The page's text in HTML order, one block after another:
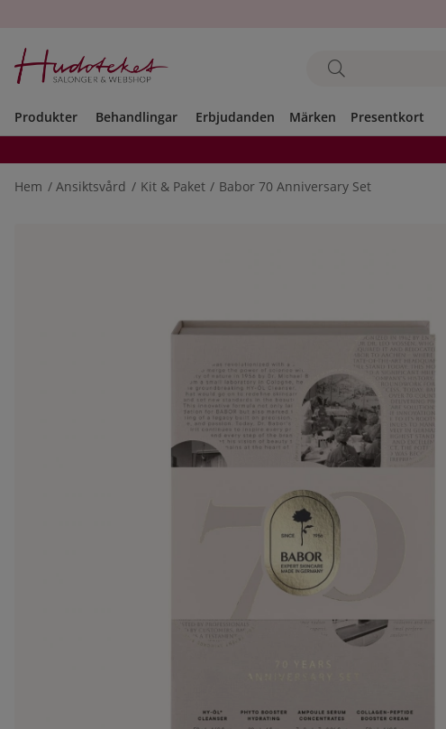
Produkter Behandlingar Erbjudanden Märken Presentkort
Hem Ansiktsvård Kit & Paket Babor 70 Anniversary Set